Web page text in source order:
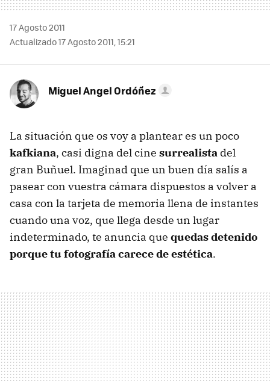
17 Agosto 2011
Actualizado 17 Agosto 2011, 15:21
Miguel Angel Ordóñez
La situación que os voy a plantear es un poco
kafkiana, casi digna del cine surrealista del
gran Buñuel. Imaginad que un buen día salís a
pasear con vuestra cámara dispuestos a volver a
casa con la tarjeta de memoria llena de instantes
cuando una voz, que llega desde un lugar
indeterminado, te anuncia que quedas detenido
porque tu fotografía carece de estética.